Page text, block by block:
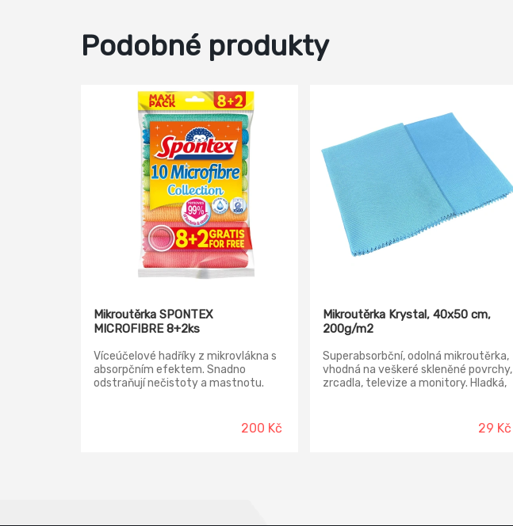
Podobné produkty
Mikroutěrka SPONTEX
MICROFIBRE 8+2ks
Víceúčelové hadříky z mikrovlákna s
absorpčním efektem. Snadno
odstraňují nečistoty a mastnotu.
200 Kč
Mikroutěrka Krystal, 40x50 cm,
200g/m2
Superabsorbční, odolná mikroutěrka,
vhodná na veškeré skleněné povrchy,
zrcadla, televize a monitory. Hladká,
29 Kč